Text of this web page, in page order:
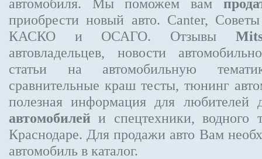
автомобиля. Мы поможем вам
приобрести новый авто. Canter,
КАСКО и ОСАГО. Отзывы
автовладельцев, новости
статьи на автомобильную
сравнительные краш тесты, тюнинг
полезная информация для любителей
автомобилей и спецтехники, водного
Краснодаре. Для продажи авто Вам
автомобиль в каталог.